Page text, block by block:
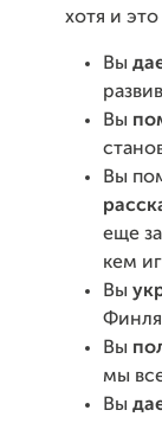
хотя и
Вы
Вы
Вы
еще
кем
Вы
Вы
мы
Вы